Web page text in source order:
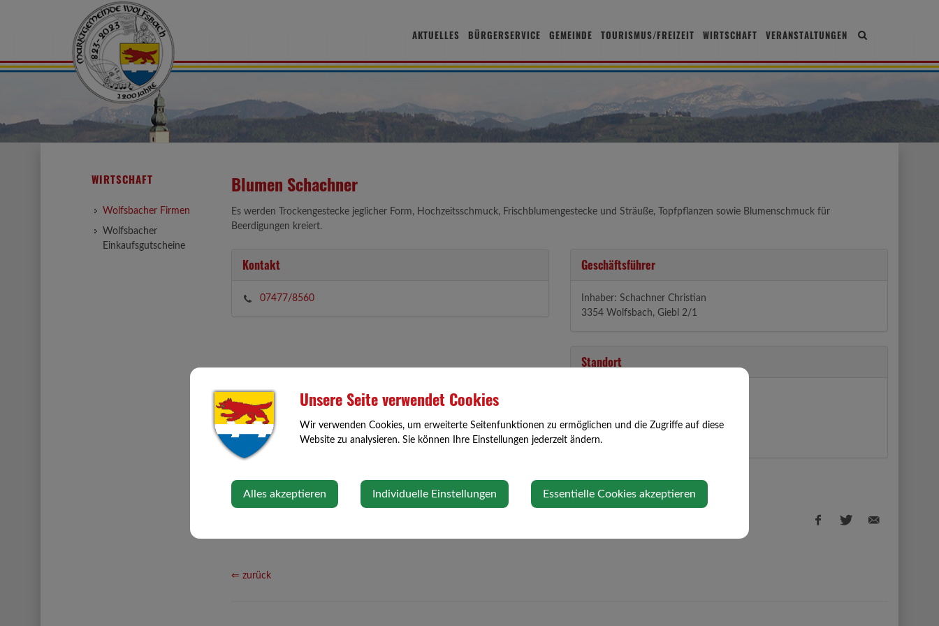
Site
toggle
AKTUELLES BÜRGERSERVICE GEMEINDE TOURISMUS/FREIZEIT WIRTSCHAFT VERANSTALTUNGEN
Blumen Schachner
Es werden Trockengestecke jeglicher Form, Hochzeitsschmuck, Frischblumengestecke und Sträuße, Topfpflanzen sowie Blumenschmuck für
Beerdigungen kreiert.
Kontakt
07477/8560
Geschäftsführer
Inhaber: Schachner Christian
3354 Wolfsbach, Giebl 2/1
Standort
Auf Google Maps anzeigen
⇐ zurück
WIRTSCHAFT
Wolfsbacher Firmen
Wolfsbacher
Einkaufsgutscheine
Unsere Seite verwendet Cookies
Wir verwenden Cookies, um erweiterte Seitenfunktionen zu ermöglichen und die Zugriffe auf diese
Website zu analysieren. Sie können Ihre Einstellungen jederzeit ändern.
Alles akzeptieren Individuelle Einstellungen Essentielle Cookies akzeptieren